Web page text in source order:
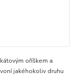
oříškem a
jakéhokoliv druhu